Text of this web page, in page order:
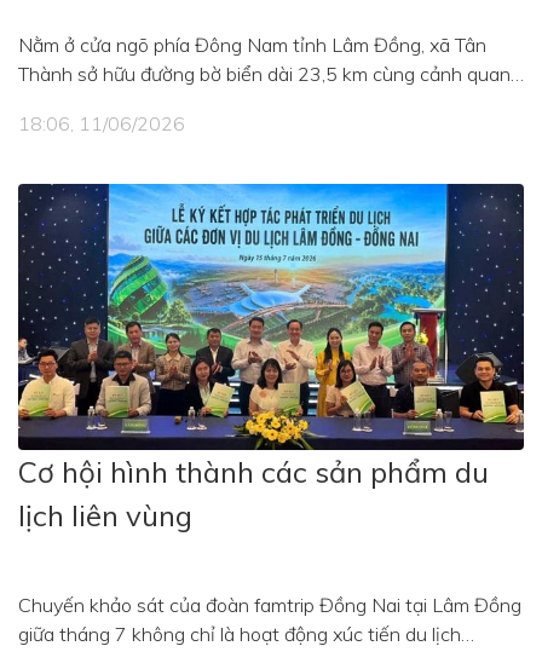
Nằm ở cửa ngõ phía Đông Nam tỉnh Lâm Đồng, xã Tân
Thành sở hữu đường bờ biển dài 23,5 km cùng cảnh quan
phong phú và không gian nghỉ dưỡng trong lành. Không chỉ
vùng đất giàu giá trị lịch sử, văn hóa, đang từng bước
khẳng định vị trí trong hành trình phát triển du lịch biển của
tỉnh.
18:06, 11/06/2026
Cơ hội hình thành các sản phẩm du
lịch liên vùng
Chuyến khảo sát của đoàn famtrip Đồng Nai tại Lâm Đồng
giữa tháng 7 không chỉ là hoạt động xúc tiến du lịch